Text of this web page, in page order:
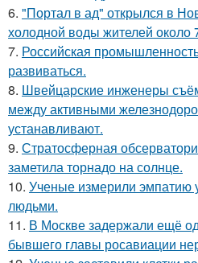
6. "Портал в ад" открылся в
холодной воды жителей около
7. Российская
развиваться.
8. Швейцарские инженеры
между активными
устанавливают.
9. Стратосферная
заметила торнадо на солнце.
10. Ученые измерили эмпатию
людьми.
11. В Москве задержали ещё
бывшего главы росавиации